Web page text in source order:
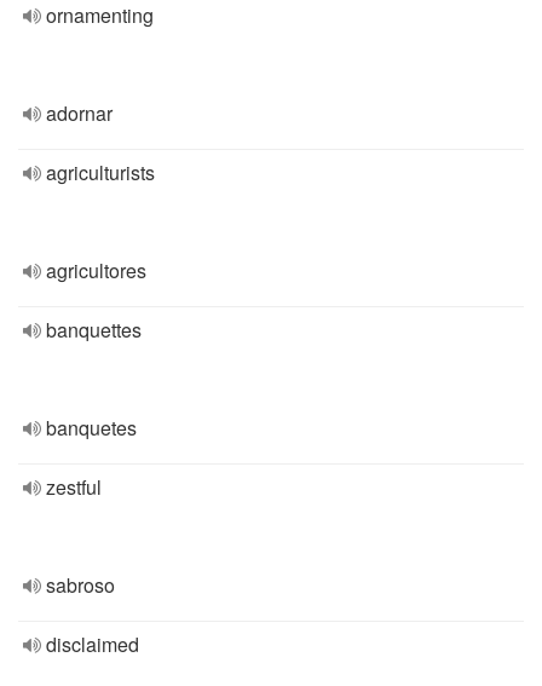
ornamenting
adornar
agriculturists
agricultores
banquettes
banquetes
zestful
sabroso
disclaimed